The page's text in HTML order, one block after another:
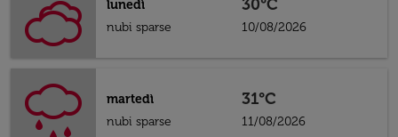
lunedì
nubi sparse
30°C
10/08/2026
martedì
nubi sparse
31°C
11/08/2026